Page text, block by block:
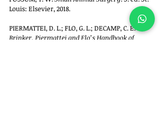
Louis: Elsevier, 2018.
PIERMATTEI, D. L.; FLO, G. L.; DECAMP, C. E.
Brinker, Piermattei and Flo’s Handbook of